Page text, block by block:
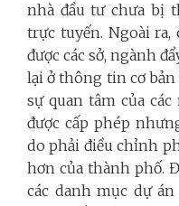
nhà đầu tư chưa bị
trực tuyến. Ngoài ra,
được các sở, ngành
lại ở thông tin cơ
sự quan tâm của
được cấp phép
do phải điều chỉnh
hơn của thành phố.
các danh mục dự